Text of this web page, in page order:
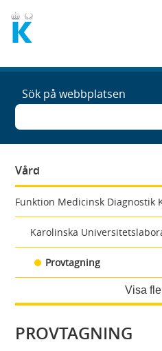
Sök på webbplatsen
Vård
Funktion Medicinsk Diagnostik
Karolinska
Provtagning
Visa
PROVTAGNING